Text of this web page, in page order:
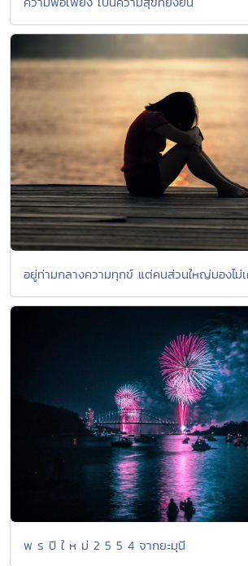
อยู่ท่ามกลางความทุกข์ แต่คนส่วนใหญ่มองไม่
พ ร ปี ใ ห ม่ 2 5 5 4 จากยะมุนี